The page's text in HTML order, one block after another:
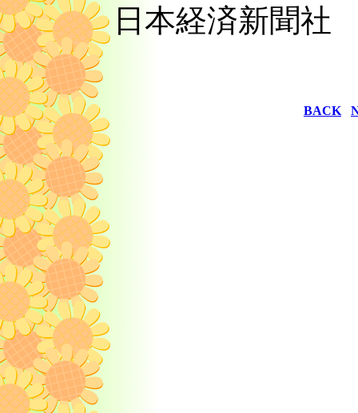
日本経済新聞
BACK